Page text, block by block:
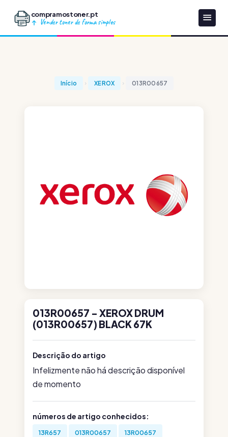
compramostoner.pt
Vender toner de forma simples
Início XEROX 013R00657
013R00657 - XEROX DRUM
(013R00657) BLACK 67K
Descrição do artigo
Infelizmente não há descrição disponível
de momento
números de artigo conhecidos:
13R657 013R00657 13R00657